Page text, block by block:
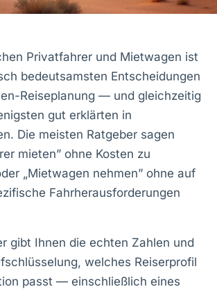
Privatfahrer und Mietwagen ist
bedeutsamsten Entscheidungen
Reiseplanung — und gleichzeitig
gut erklärten in
Die meisten Ratgeber sagen
mieten” ohne Kosten zu
„Mietwagen nehmen” ohne auf
Fahrherausforderungen
gibt Ihnen die echten Zahlen und
welches Reiserprofil
passt — einschließlich eines